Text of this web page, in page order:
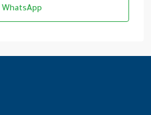
WhatsApp